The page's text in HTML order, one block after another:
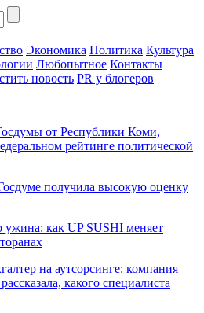
Экономика Политика Культура
Любопытное Контакты
новость PR у блогеров
от Республики Коми,
рейтинге политической
получила высокую оценку
ужина: как UP SUSHI меняет
на аутсорсинге: компания
какого специалиста